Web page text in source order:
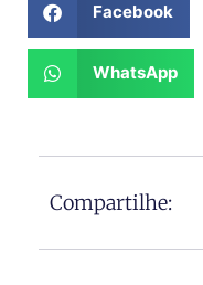
Facebook
WhatsApp
Compartilhe: